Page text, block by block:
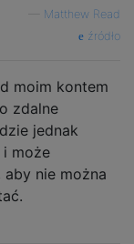
Matthew Read
źródło
moim kontem
zdalne
jednak
może
nie można